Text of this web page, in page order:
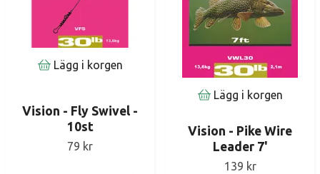
Lägg i korgen
Vision - Fly Swivel -
10st
79 kr
Lägg i korgen
Vision - Pike Wire
Leader 7'
139 kr